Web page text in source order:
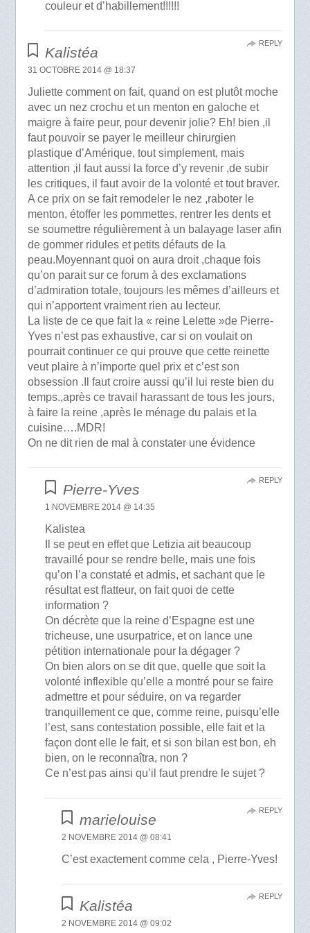
couleur et d’habillement!!!!!!
Kalistéa
31 OCTOBRE 2014 @ 18:37
Juliette comment on fait, quand on est plutôt moche
avec un nez crochu et un menton en galoche et
maigre à faire peur, pour devenir jolie? Eh! bien ,il
faut pouvoir se payer le meilleur chirurgien
plastique d’Amérique, tout simplement, mais
attention ,il faut aussi la force d’y revenir ,de subir
les critiques, il faut avoir de la volonté et tout braver.
A ce prix on se fait remodeler le nez ,raboter le
menton, étoffer les pommettes, rentrer les dents et
se soumettre régulièrement à un balayage laser afin
de gommer ridules et petits défauts de la
peau.Moyennant quoi on aura droit ,chaque fois
qu’on parait sur ce forum à des exclamations
d’admiration totale, toujours les mêmes d’ailleurs et
qui n’apportent vraiment rien au lecteur.
La liste de ce que fait la « reine Lelette »de Pierre-
Yves n’est pas exhaustive, car si on voulait on
pourrait continuer ce qui prouve que cette reinette
veut plaire à n’importe quel prix et c’est son
obsession .Il faut croire aussi qu’il lui reste bien du
temps.,après ce travail harassant de tous les jours,
à faire la reine ,après le ménage du palais et la
cuisine….MDR!
On ne dit rien de mal à constater une évidence
REPLY
Pierre-Yves
1 NOVEMBRE 2014 @ 14:35
Kalistea
Il se peut en effet que Letizia ait beaucoup
travaillé pour se rendre belle, mais une fois
qu’on l’a constaté et admis, et sachant que le
résultat est flatteur, on fait quoi de cette
information ?
On décrète que la reine d’Espagne est une
tricheuse, une usurpatrice, et on lance une
pétition internationale pour la dégager ?
On bien alors on se dit que, quelle que soit la
volonté inflexible qu’elle a montré pour se faire
admettre et pour séduire, on va regarder
tranquillement ce que, comme reine, puisqu’elle
l’est, sans contestation possible, elle fait et la
façon dont elle le fait, et si son bilan est bon, eh
bien, on le reconnaîtra, non ?
Ce n’est pas ainsi qu’il faut prendre le sujet ?
REPLY
marielouise
2 NOVEMBRE 2014 @ 08:41
C’est exactement comme cela , Pierre-Yves!
REPLY
Kalistéa
2 NOVEMBRE 2014 @ 09:02
REPLY